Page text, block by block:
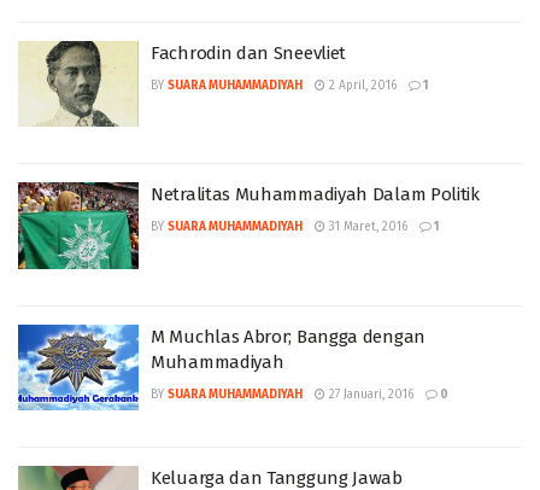
Fachrodin dan Sneevliet
BY SUARA MUHAMMADIYAH 2 April, 2016 1
Netralitas Muhammadiyah Dalam Politik
BY SUARA MUHAMMADIYAH 31 Maret, 2016 1
M Muchlas Abror; Bangga dengan
Muhammadiyah
BY SUARA MUHAMMADIYAH 27 Januari, 2016 0
Keluarga dan Tanggung Jawab